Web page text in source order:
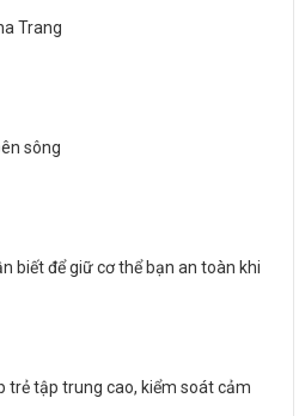
Trang
sông
biết để giữ cơ thể bạn an toàn khi
trẻ tập trung cao, kiểm soát cảm